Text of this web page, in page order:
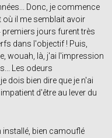
Donc, je commence
où il me semblait avoir
jours furent très
dans l'objectif ! Puis,
wouah, là, j'ai l'impression
Les odeurs
dois bien dire que je n'ai
d'être au lever du
installé, bien camouflé